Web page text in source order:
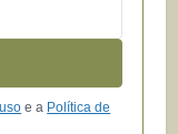
e a Política de